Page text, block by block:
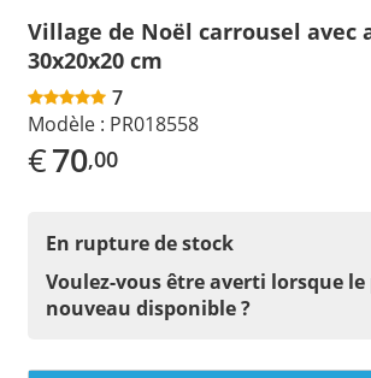
Village de Noël carrousel avec
30x20x20 cm
7
Modèle : PR018558
€70,00
En rupture de stock
Voulez-vous être averti lorsque
nouveau disponible ?